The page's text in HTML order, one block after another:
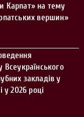
Карпат» на тему
вершин»
Всеукраїнського
закладів у
у 2026 році